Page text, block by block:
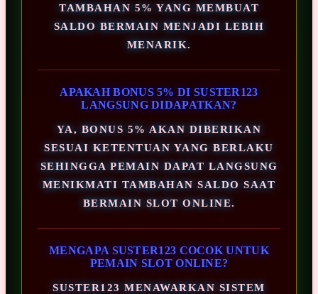
TAMBAHAN 5% YANG MEMBUAT
SALDO BERMAIN MENJADI LEBIH
MENARIK.
APAKAH BONUS 5% DI SUSTER123
LANGSUNG DIDAPATKAN?
YA, BONUS 5% AKAN DIBERIKAN
SESUAI KETENTUAN YANG BERLAKU
SEHINGGA PEMAIN DAPAT LANGSUNG
MENIKMATI TAMBAHAN SALDO SAAT
BERMAIN SLOT ONLINE.
MENGAPA SUSTER123 COCOK UNTUK
PEMAIN SLOT ONLINE?
SUSTER123 MENAWARKAN SISTEM